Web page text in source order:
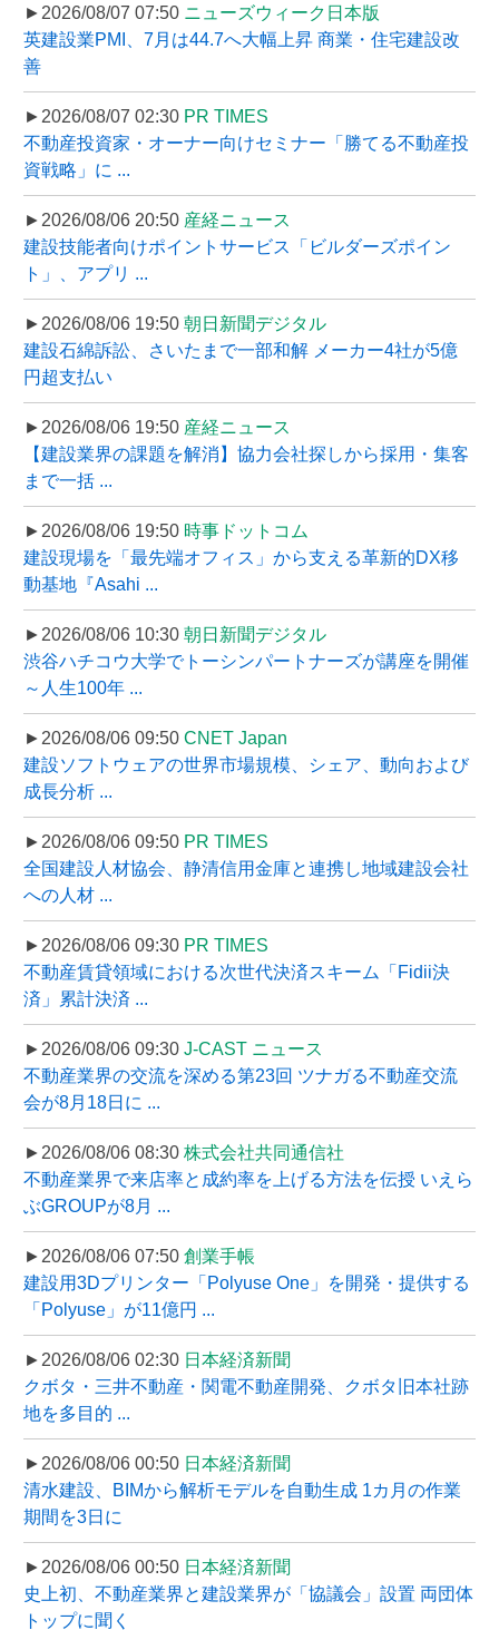
►2026/08/07 07:50 ニューズウィーク日本版
英建設業PMI、7月は44.7へ大幅上昇 商業・住宅建設改
善
►2026/08/07 02:30 PR TIMES
不動産投資家・オーナー向けセミナー「勝てる不動産投
資戦略」に ...
►2026/08/06 20:50 産経ニュース
建設技能者向けポイントサービス「ビルダーズポイン
ト」、アプリ ...
►2026/08/06 19:50 朝日新聞デジタル
建設石綿訴訟、さいたまで一部和解 メーカー4社が5億
円超支払い
►2026/08/06 19:50 産経ニュース
【建設業界の課題を解消】協力会社探しから採用・集客
まで一括 ...
►2026/08/06 19:50 時事ドットコム
建設現場を「最先端オフィス」から支える革新的DX移
動基地『Asahi ...
►2026/08/06 10:30 朝日新聞デジタル
渋谷ハチコウ大学でトーシンパートナーズが講座を開催
～人生100年 ...
►2026/08/06 09:50 CNET Japan
建設ソフトウェアの世界市場規模、シェア、動向および
成長分析 ...
►2026/08/06 09:50 PR TIMES
全国建設人材協会、静清信用金庫と連携し地域建設会社
への人材 ...
►2026/08/06 09:30 PR TIMES
不動産賃貸領域における次世代決済スキーム「Fidii決
済」累計決済 ...
►2026/08/06 09:30 J-CAST ニュース
不動産業界の交流を深める第23回 ツナガる不動産交流
会が8月18日に ...
►2026/08/06 08:30 株式会社共同通信社
不動産業界で来店率と成約率を上げる方法を伝授 いえら
ぶGROUPが8月 ...
►2026/08/06 07:50 創業手帳
建設用3Dプリンター「Polyuse One」を開発・提供する
「Polyuse」が11億円 ...
►2026/08/06 02:30 日本経済新聞
クボタ・三井不動産・関電不動産開発、クボタ旧本社跡
地を多目的 ...
►2026/08/06 00:50 日本経済新聞
清水建設、BIMから解析モデルを自動生成 1カ月の作業
期間を3日に
►2026/08/06 00:50 日本経済新聞
史上初、不動産業界と建設業界が「協議会」設置 両団体
トップに聞く